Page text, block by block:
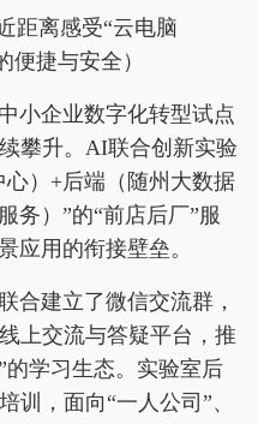
距离感受“云电脑
便捷与安全）
小企业数字化转型试点
攀升。AI联合创新实验
）+后端（随州大数据
务）”的“前店后厂”服
应用的衔接壁垒。
合建立了微信交流群，
上交流与答疑平台，推
的学习生态。实验室后
训，面向“一人公司”、